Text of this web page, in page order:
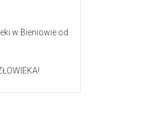
w Bieniowie od